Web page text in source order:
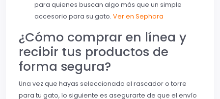
para quienes buscan algo más que un simple
accesorio para su gato. Ver en Sephora
¿Cómo comprar en línea y
recibir tus productos de
forma segura?
Una vez que hayas seleccionado el rascador o torre
para tu gato, lo siguiente es asegurarte de que el envío